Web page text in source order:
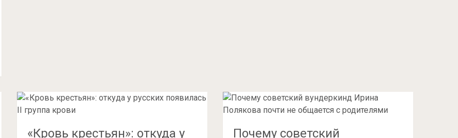
«Кровь крестьян»: откуда у
Почему советский